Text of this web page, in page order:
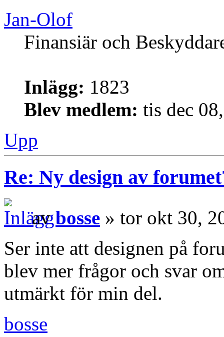
Jan-Olof
Finansiär och
Inlägg: 1823
Blev medlem: tis dec
Upp
Re: Ny design av
avbosse » tor okt 30,
Ser inte att designen på
blev mer frågor och svar
utmärkt för min del.
bosse